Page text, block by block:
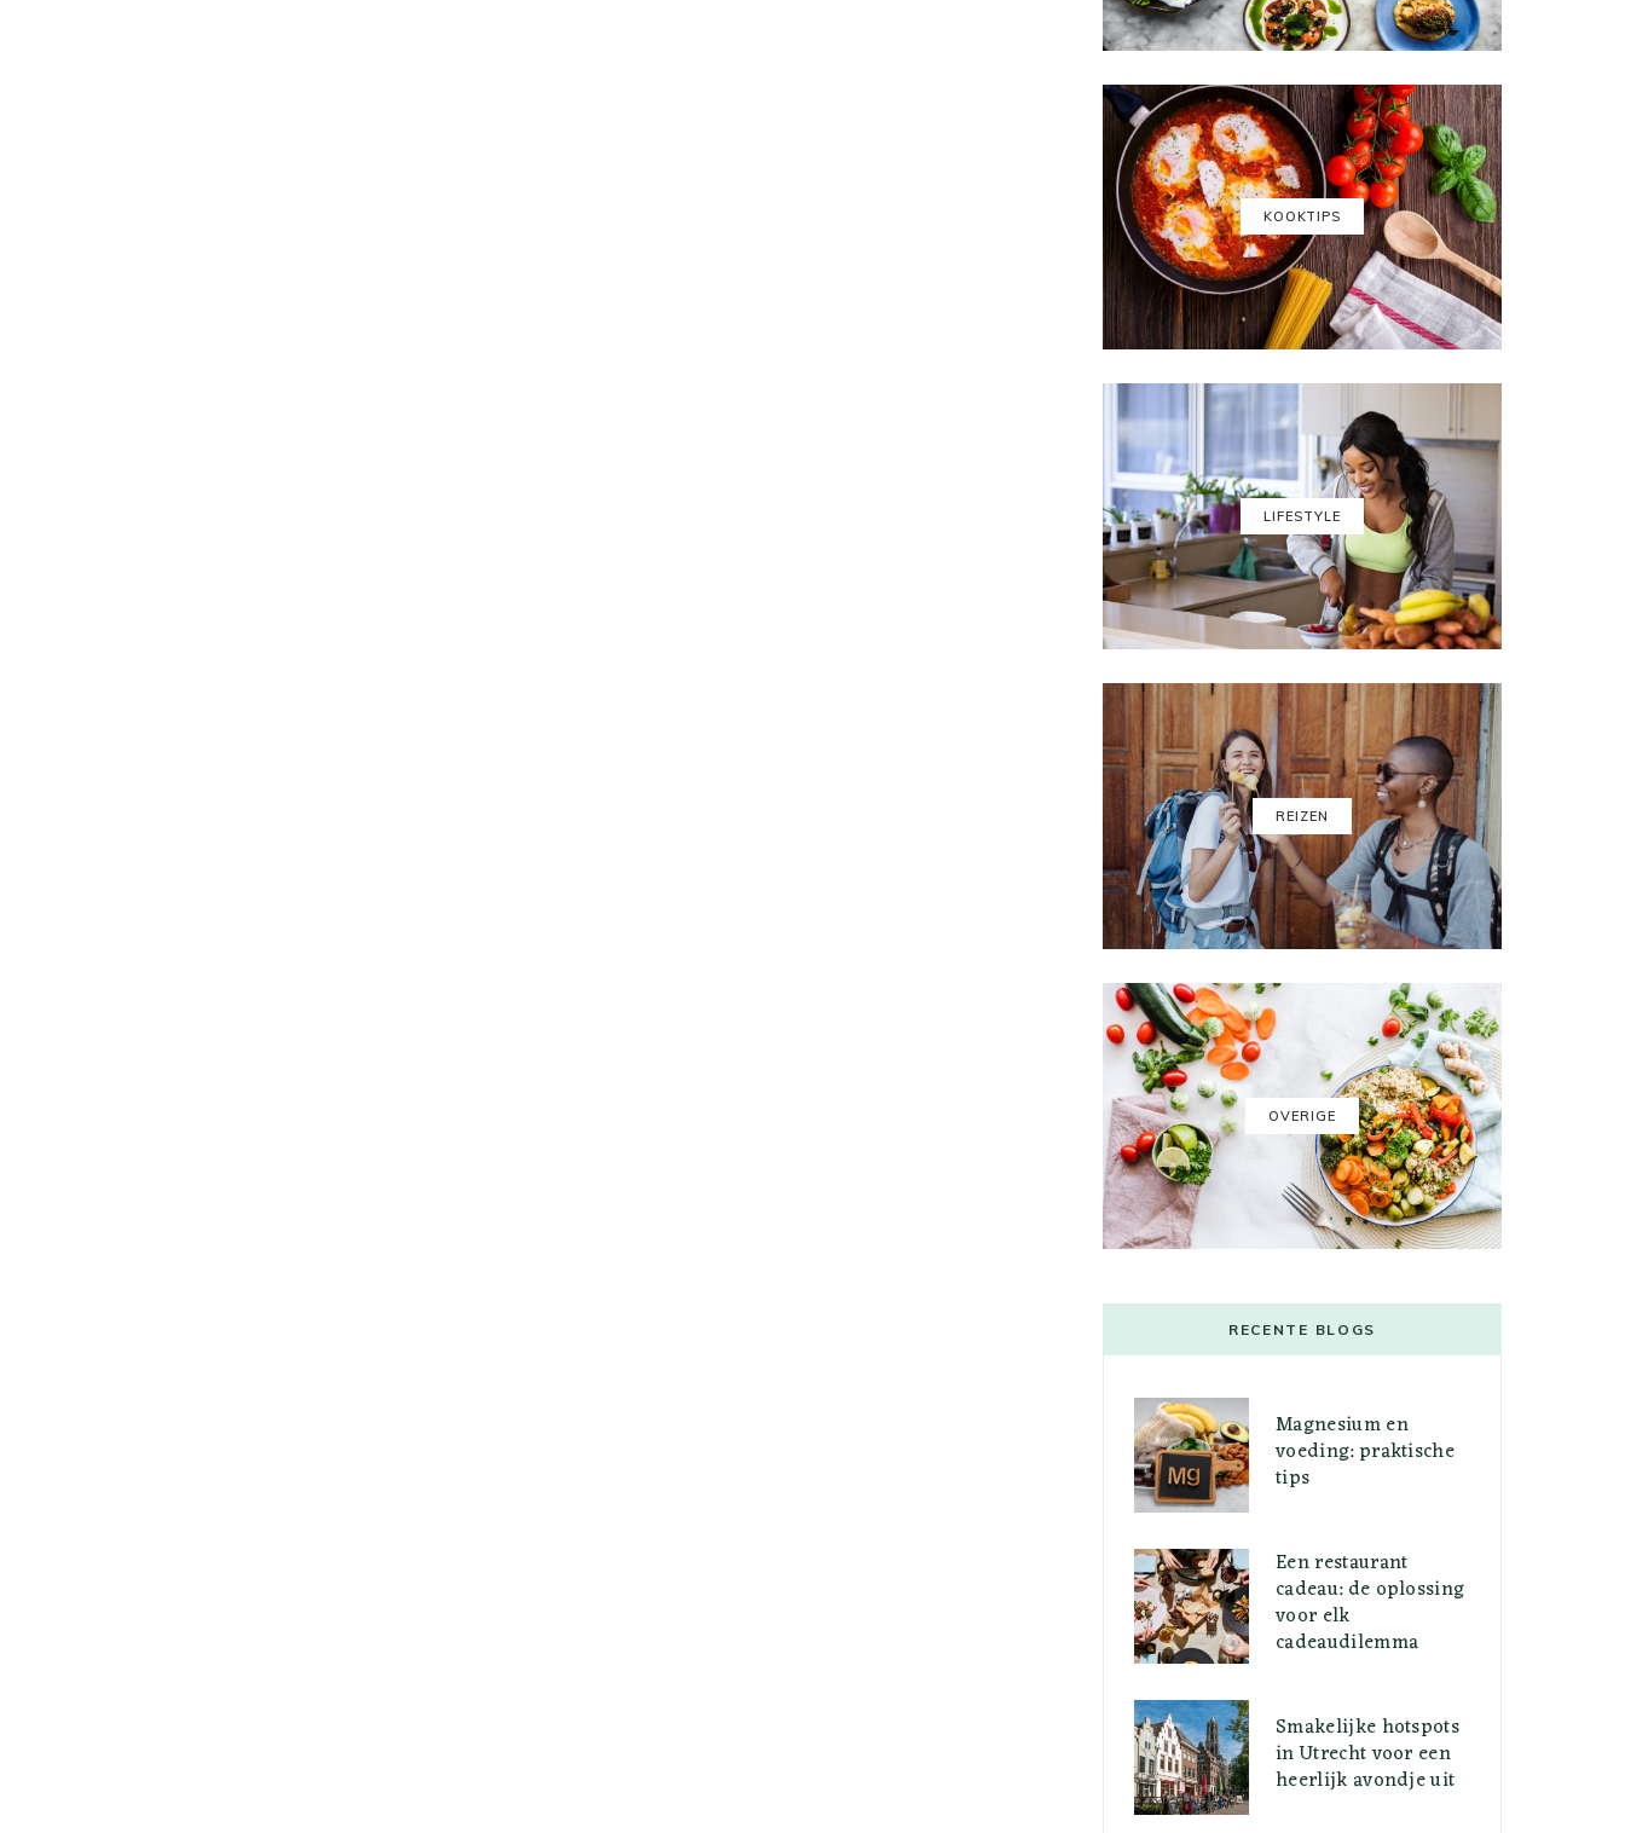
KOOKTIPS
LIFESTYLE
REIZEN
OVERIGE
RECENTE BLOGS
Magnesium en
voeding: praktische
tips
Een restaurant
cadeau: de oplossing
voor elk
cadeaudilemma
Smakelijke hotspots
in Utrecht voor een
heerlijk avondje uit